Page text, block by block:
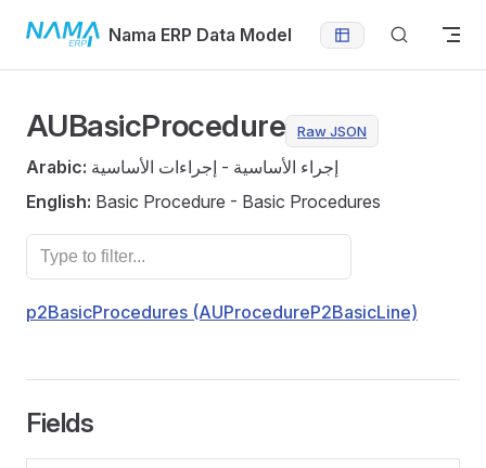
Skip to contentNama ERP Data Model
AUBasicProcedure Raw JSON
Arabic: إجراء الأساسية - إجراءات الأساسية
English: Basic Procedure - Basic Procedures
p2BasicProcedures (AUProcedureP2BasicLine)
Fields